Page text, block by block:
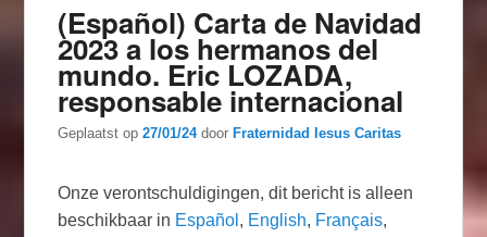
(Español) Carta de Navidad
2023 a los hermanos del
mundo. Eric LOZADA,
responsable internacional
Geplaatst op27/01/24 door Fraternidad Iesus Caritas
Onze verontschuldigingen, dit bericht is alleen
beschikbaar in Español , English, Français,